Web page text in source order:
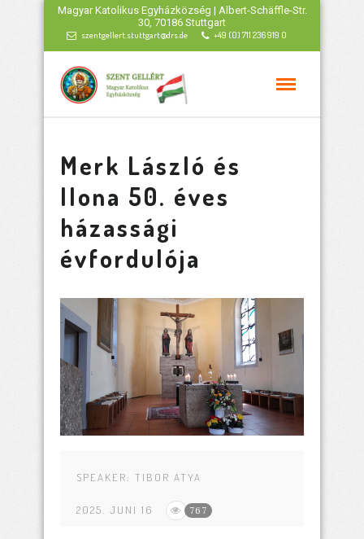
Magyar Katolikus Egyházközség | Albert-Schäffle-Str.
30, 70186 Stuttgart
szentgellert.stuttgart@drs.de +49 (0) 711 236 919 0
Merk László és
Ilona 50. éves
házassági
évfordulója
SPEAKER: TIBOR ATYA
2025. JUNI 16 767